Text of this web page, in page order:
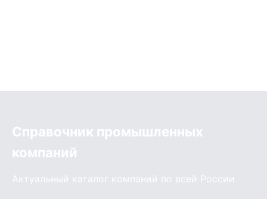
Справочник промышленных
компаний
Актуальный каталог компаний по всей России